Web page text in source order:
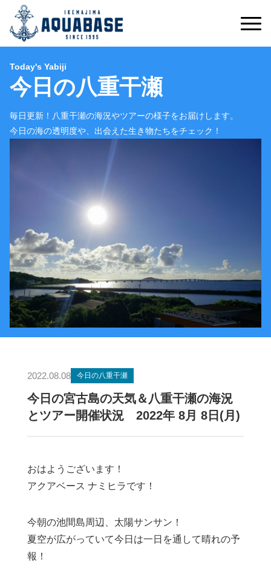
Today's Yabiji
今日の八重干瀬
毎日更新！八重干瀬の海況やツアーの様子をお届けします。
今日の海の透明度や、出会えた生き物たちをチェック！
2022.08.08 今日の八重干瀬
今日の宮古島の天気＆八重干瀬の海況
とツアー開催状況 2022年 8月 8日(月)
おはようございます！
アクアベース ナミヒラです！
今朝の池間島周辺、太陽サンサン！
夏空が広がっていて今日は一日を通して晴れの予
報！